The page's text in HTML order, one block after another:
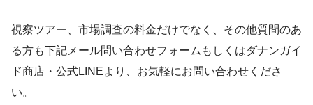
視察ツアー、市場調査の料金だけでなく、その他質問のあ
る方も下記メール問い合わせフォームもしくはダナンガイ
ド商店・公式LINEより、お気軽にお問い合わせくださ
い。